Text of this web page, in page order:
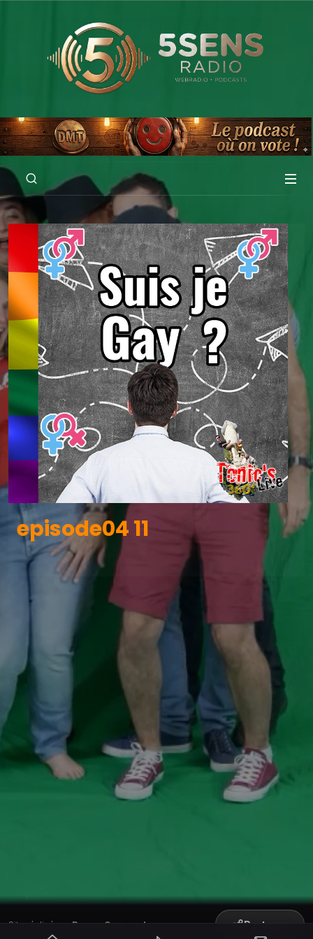
episode04 11
Site réalisé parRepereCom·adm Partager